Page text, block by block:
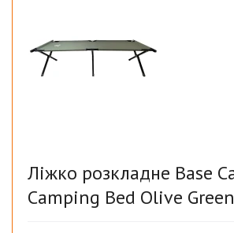
Ліжко розкладне Base
Camping Bed Olive Green